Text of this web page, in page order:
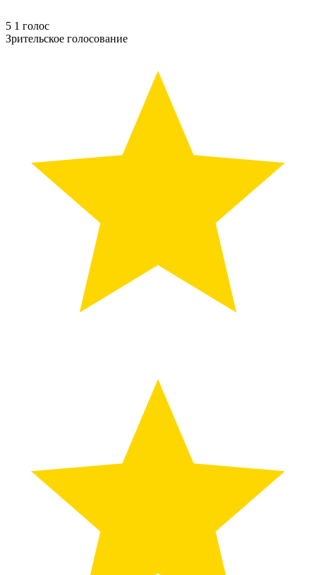
5 1 голос
Зрительское голосование